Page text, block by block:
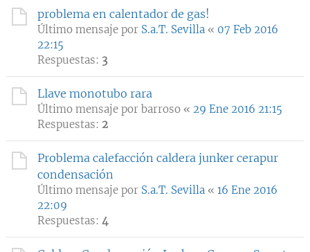
problema en calentador de gas!
Último mensaje por S.a.T. Sevilla « 07 Feb 2016
22:15
Respuestas: 3
Llave monotubo rara
Último mensaje por barroso « 29 Ene 2016 21:15
Respuestas: 2
Problema calefacción caldera junker cerapur
condensación
Último mensaje por S.a.T. Sevilla « 16 Ene 2016
22:09
Respuestas: 4